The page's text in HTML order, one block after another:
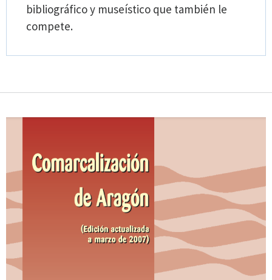
bibliográfico y museístico que también le
compete.